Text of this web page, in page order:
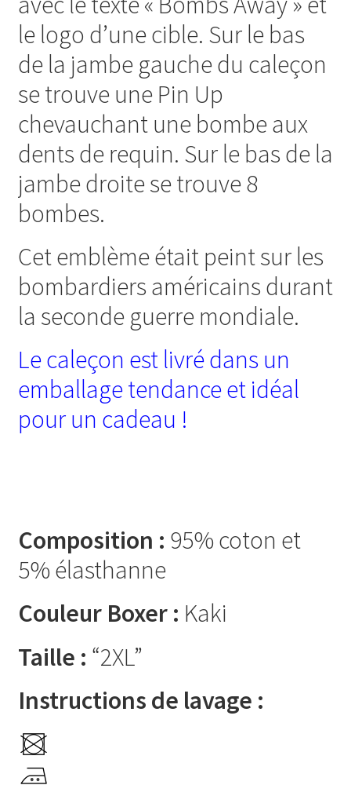
le logo d’une cible. Sur le bas
de la jambe gauche du caleçon
se trouve une Pin Up
chevauchant une bombe aux
dents de requin. Sur le bas de la
jambe droite se trouve 8
bombes.
Cet emblème était peint sur les
bombardiers américains durant
la seconde guerre mondiale.
Le caleçon est livré dans un
emballage tendance et idéal
pour un cadeau !
Composition : 95% coton et
5% élasthanne
Couleur Boxer : Kaki
Taille : “2XL”
Instructions de lavage :